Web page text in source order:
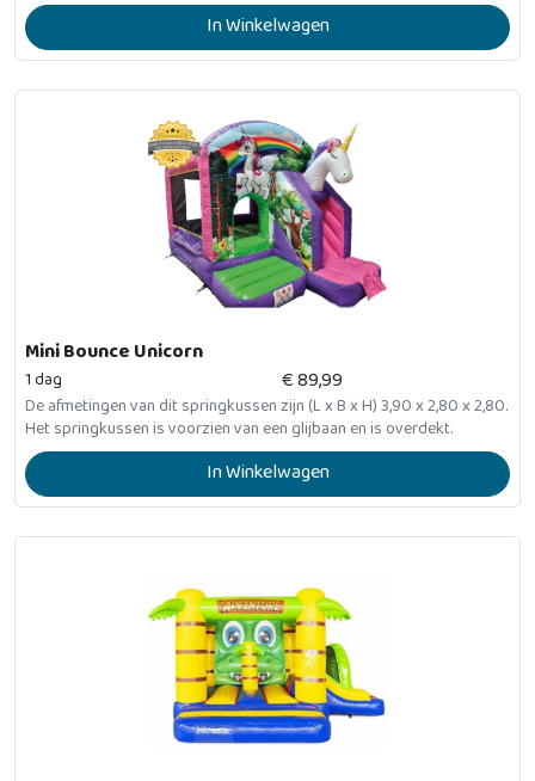
In Winkelwagen
Mini Bounce Unicorn
1 dag €89,99
De afmetingen van dit springkussen zijn (L x B x H) 3,90 x 2,80 x 2,80.
Het springkussen is voorzien van een glijbaan en is overdekt.
In Winkelwagen